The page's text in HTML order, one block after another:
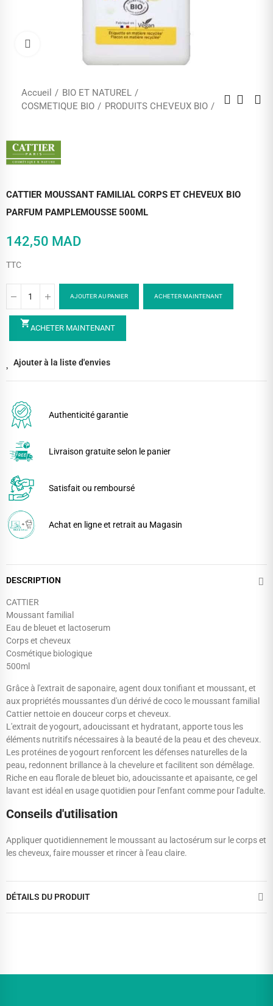
Cliquez pour agrandir
Accueil
BIO ET NATUREL
COSMETIQUE BIO
PRODUITS CHEVEUX BIO
CATTIER MOUSSANT FAMILIAL CORPS ET CHEVEUX BIO
PARFUM PAMPLEMOUSSE 500ML
142,50 MAD
TTC
AJOUTER AU PANIER ACHETER MAINTENANT
shopping_cartACHETER MAINTENANT
Ajouter à la liste d'envies
Authenticité garantie
Livraison gratuite selon le panier
Satisfait ou remboursé
Achat en ligne et retrait au Magasin
DESCRIPTION
CATTIER
Moussant familial
Eau de bleuet et lactoserum
Corps et cheveux
Cosmétique biologique
500ml
Grâce à l'extrait de saponaire, agent doux tonifiant et moussant, et
aux propriétés moussantes d'un dérivé de coco le moussant familial
Cattier nettoie en douceur corps et cheveux.
L'extrait de yogourt, adoucissant et hydratant, apporte tous les
éléments nutritifs nécessaires à la beauté de la peau et des cheveux.
Les protéines de yogourt renforcent les défenses naturelles de la
peau, redonnent brillance à la chevelure et facilitent son démêlage.
Riche en eau florale de bleuet bio, adoucissante et apaisante, ce gel
lavant est idéal en usage quotidien pour l'enfant comme pour l'adulte.
Conseils d'utilisation
Appliquer quotidiennement le moussant au lactosérum sur le corps et
les cheveux, faire mousser et rincer à l'eau claire.
DÉTAILS DU PRODUIT